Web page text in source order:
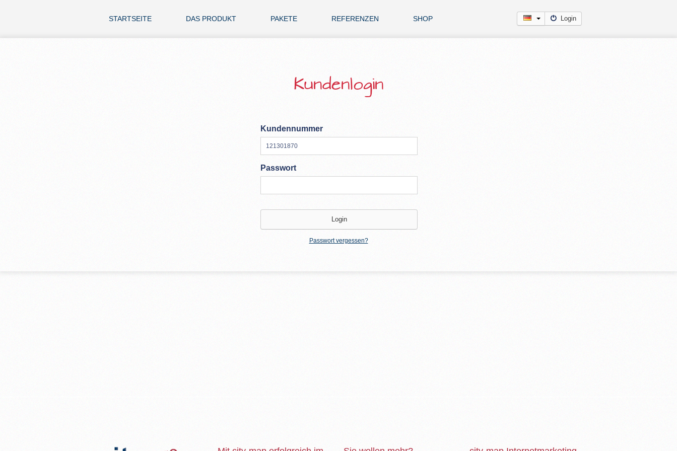
STARTSEITE DAS PRODUKT PAKETE REFERENZEN SHOP Login
Kundenlogin
Kundennummer
Passwort
Passwort vergessen?